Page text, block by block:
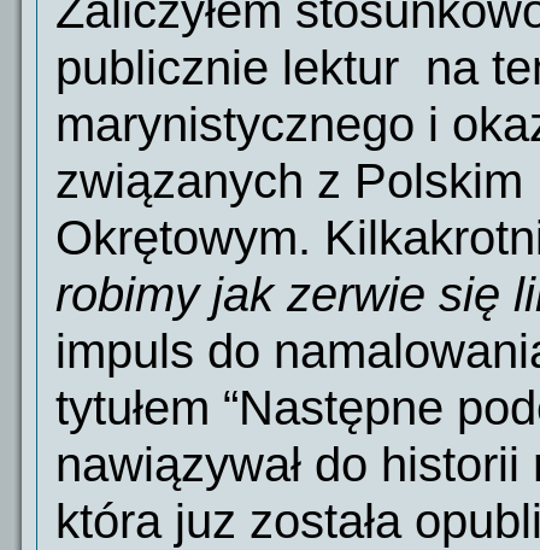
publicznie lektur na
marynistycznego i
związanych z
Okrętowym.
robimy jak zerwie się
impuls do
tytułem “Następne
nawiązywał do
która juz została